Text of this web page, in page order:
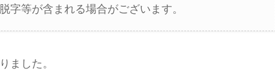
等が含まれる場合がございます。
ました。